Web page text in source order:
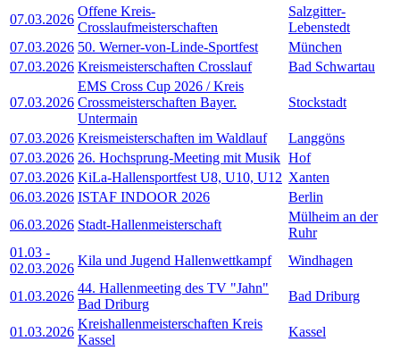
07.03.2026
Offene Kreis-
Crosslaufmeisterschaften
Salzgitter-
Lebenstedt
07.03.2026 50. Werner-von-Linde-Sportfest
München
07.03.2026 Kreismeisterschaften Crosslauf Bad Schwartau
07.03.2026
EMS Cross Cup 2026 / Kreis
Crossmeisterschaften Bayer.
Untermain
Stockstadt
07.03.2026 Kreismeisterschaften im Waldlauf
Langgöns
07.03.2026 26. Hochsprung-Meeting mit Musik Hof
07.03.2026 KiLa-Hallensportfest U8, U10, U12 Xanten
06.03.2026 ISTAF INDOOR 2026
Berlin
06.03.2026 Stadt-Hallenmeisterschaft
Mülheim an der
Ruhr
01.03 -
02.03.2026
Kila und Jugend Hallenwettkampf Windhagen
01.03.2026
44. Hallenmeeting des TV "Jahn"
Bad Driburg
Bad Driburg
01.03.2026
Kreishallenmeisterschaften Kreis
Kassel
Kassel